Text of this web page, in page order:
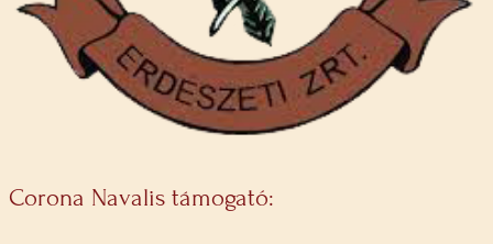
Corona Navalis támogató: